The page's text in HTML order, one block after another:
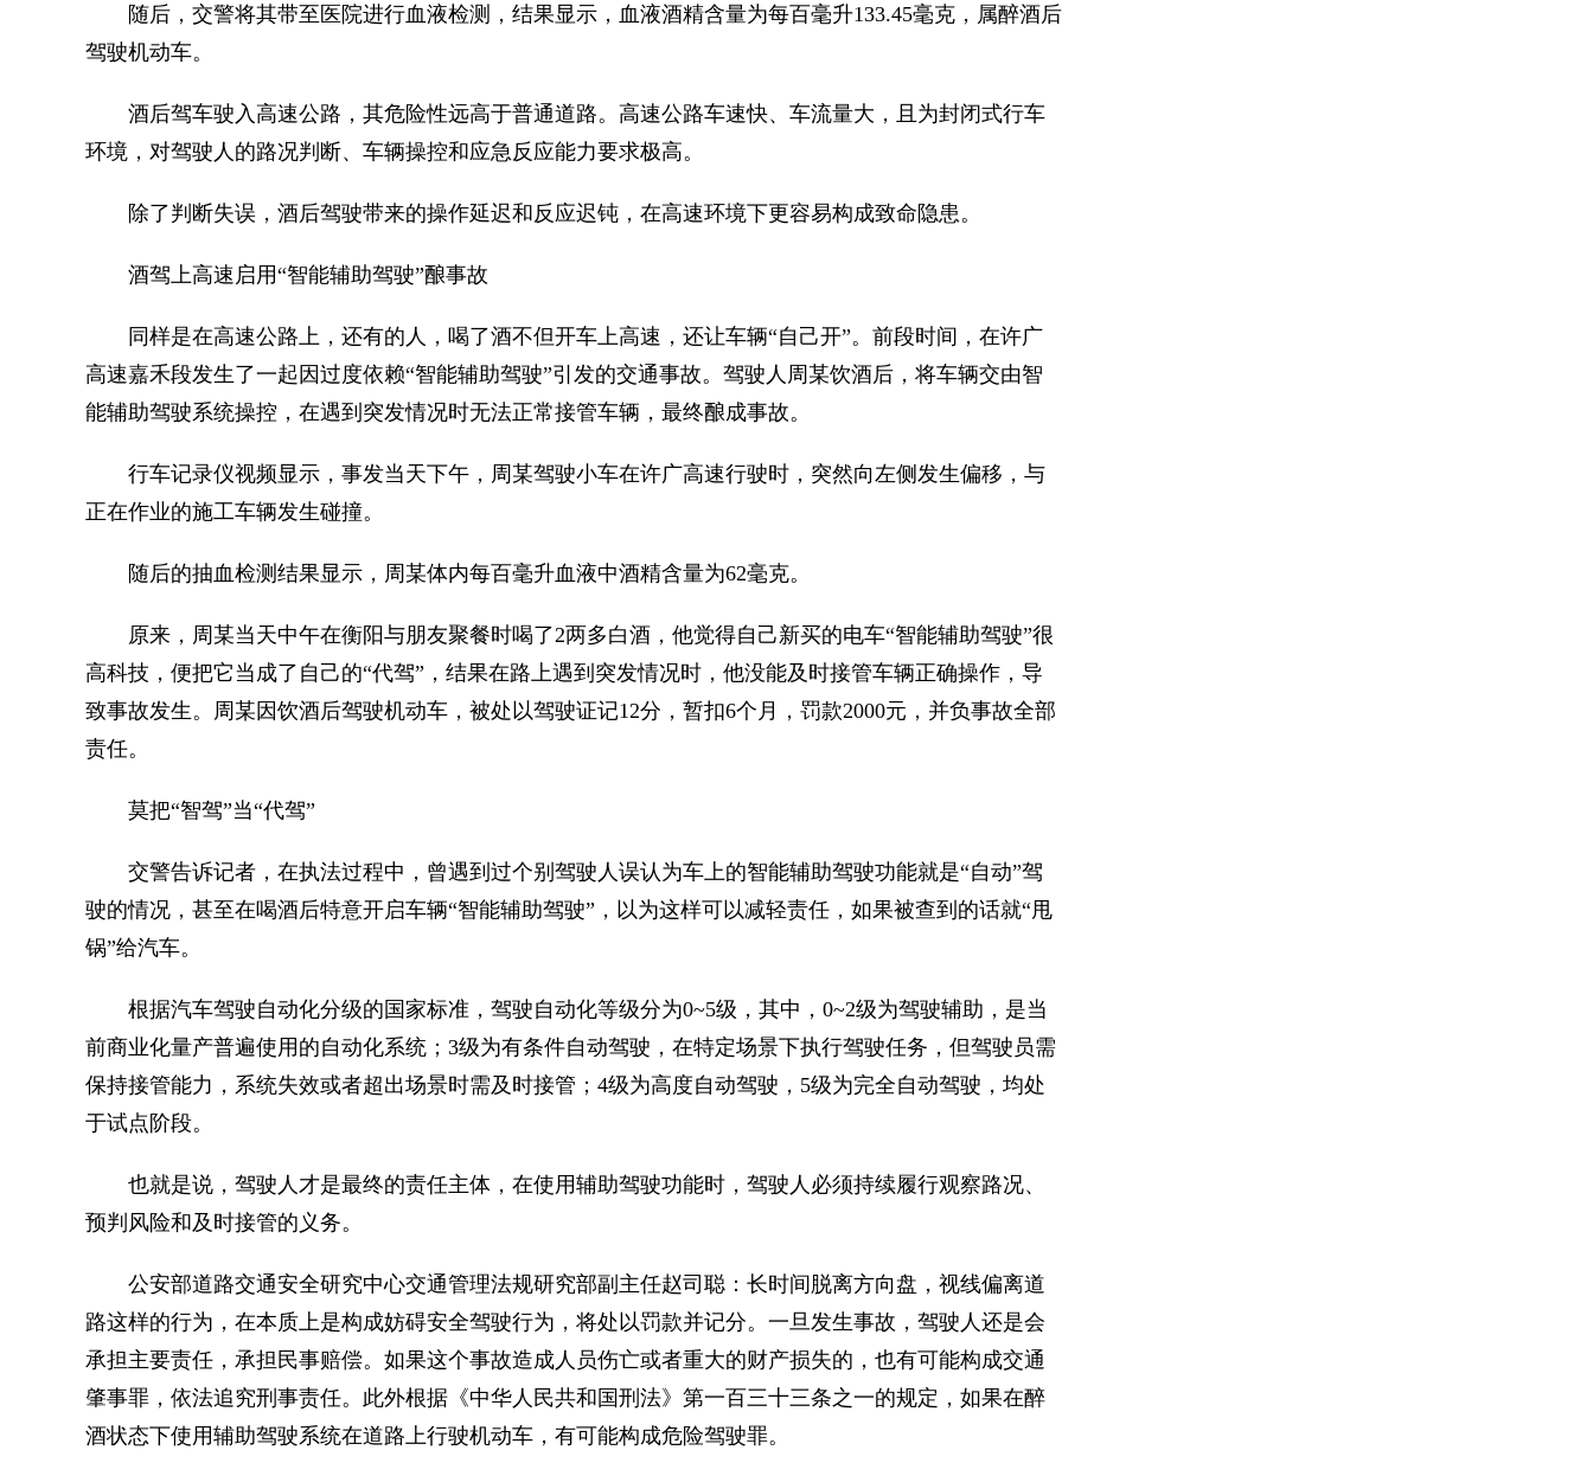
随后，交警将其带至医院进行血液检测，结果显示，血液酒精含量为每百毫升133.45毫克，属醉酒后
驾驶机动车。
酒后驾车驶入高速公路，其危险性远高于普通道路。高速公路车速快、车流量大，且为封闭式行车
环境，对驾驶人的路况判断、车辆操控和应急反应能力要求极高。
除了判断失误，酒后驾驶带来的操作延迟和反应迟钝，在高速环境下更容易构成致命隐患。
酒驾上高速启用“智能辅助驾驶”酿事故
同样是在高速公路上，还有的人，喝了酒不但开车上高速，还让车辆“自己开”。前段时间，在许广
高速嘉禾段发生了一起因过度依赖“智能辅助驾驶”引发的交通事故。驾驶人周某饮酒后，将车辆交由智
能辅助驾驶系统操控，在遇到突发情况时无法正常接管车辆，最终酿成事故。
行车记录仪视频显示，事发当天下午，周某驾驶小车在许广高速行驶时，突然向左侧发生偏移，与
正在作业的施工车辆发生碰撞。
随后的抽血检测结果显示，周某体内每百毫升血液中酒精含量为62毫克。
原来，周某当天中午在衡阳与朋友聚餐时喝了2两多白酒，他觉得自己新买的电车“智能辅助驾驶”很
高科技，便把它当成了自己的“代驾”，结果在路上遇到突发情况时，他没能及时接管车辆正确操作，导
致事故发生。周某因饮酒后驾驶机动车，被处以驾驶证记12分，暂扣6个月，罚款2000元，并负事故全部
责任。
莫把“智驾”当“代驾”
交警告诉记者，在执法过程中，曾遇到过个别驾驶人误认为车上的智能辅助驾驶功能就是“自动”驾
驶的情况，甚至在喝酒后特意开启车辆“智能辅助驾驶”，以为这样可以减轻责任，如果被查到的话就“甩
锅”给汽车。
根据汽车驾驶自动化分级的国家标准，驾驶自动化等级分为0~5级，其中，0~2级为驾驶辅助，是当
前商业化量产普遍使用的自动化系统；3级为有条件自动驾驶，在特定场景下执行驾驶任务，但驾驶员需
保持接管能力，系统失效或者超出场景时需及时接管；4级为高度自动驾驶，5级为完全自动驾驶，均处
于试点阶段。
也就是说，驾驶人才是最终的责任主体，在使用辅助驾驶功能时，驾驶人必须持续履行观察路况、
预判风险和及时接管的义务。
公安部道路交通安全研究中心交通管理法规研究部副主任赵司聪：长时间脱离方向盘，视线偏离道
路这样的行为，在本质上是构成妨碍安全驾驶行为，将处以罚款并记分。一旦发生事故，驾驶人还是会
承担主要责任，承担民事赔偿。如果这个事故造成人员伤亡或者重大的财产损失的，也有可能构成交通
肇事罪，依法追究刑事责任。此外根据《中华人民共和国刑法》第一百三十三条之一的规定，如果在醉
酒状态下使用辅助驾驶系统在道路上行驶机动车，有可能构成危险驾驶罪。